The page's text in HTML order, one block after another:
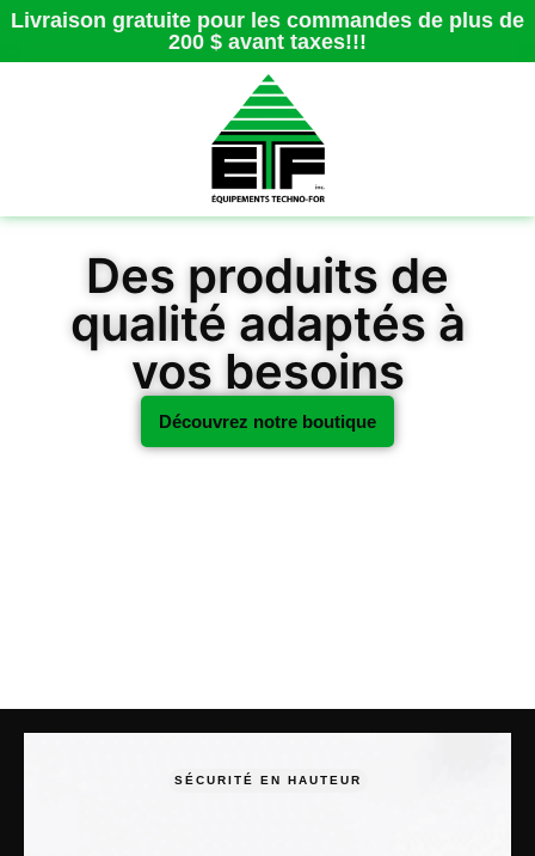
Livraison gratuite pour les commandes de plus de
200 $ avant taxes!!!
Des produits de
qualité adaptés à
vos besoins
Découvrez notre boutique
SÉCURITÉ EN HAUTEUR